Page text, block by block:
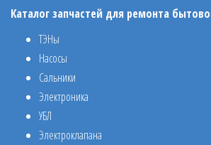
Каталог запчастей для ремонта
ТЭНы
Насосы
Сальники
Электроника
УБЛ
Электроклапана